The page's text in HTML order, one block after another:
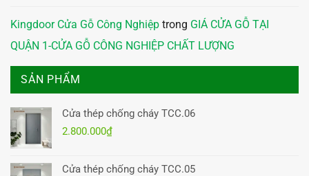
Kingdoor Cửa Gỗ Công Nghiệp trong GIÁ CỬA GỖ TẠI
QUẬN 1-CỬA GỖ CÔNG NGHIỆP CHẤT LƯỢNG
SẢN PHẨM
Cửa thép chống cháy TCC.06
2.800.000₫
Cửa thép chống cháy TCC.05